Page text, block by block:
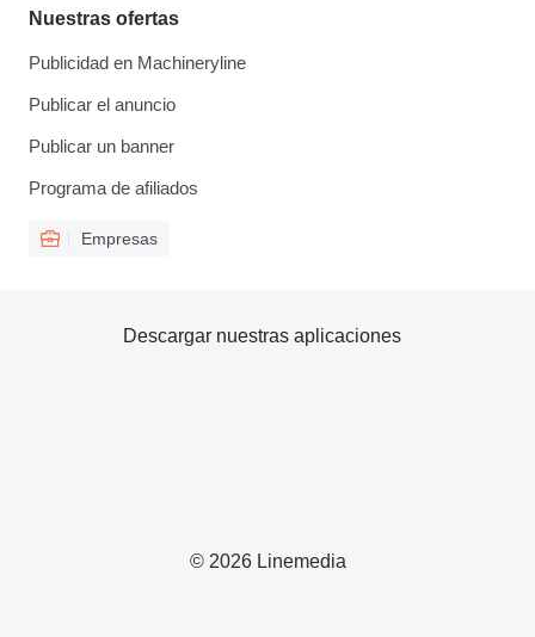
Nuestras ofertas
Publicidad en Machineryline
Publicar el anuncio
Publicar un banner
Programa de afiliados
Empresas
© 2026 Linemedia
Descargar nuestras aplicaciones